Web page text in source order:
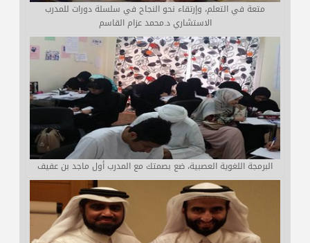
متعة في التعلم، وإرتقاء نحو النجاح في سلسلة دورات للمدرب
الاستشاري د.محمد عزام القاسم
البرمجة اللغوية العصبية، ضع بصمتك مع المدرب أول ماجد بن عفيف